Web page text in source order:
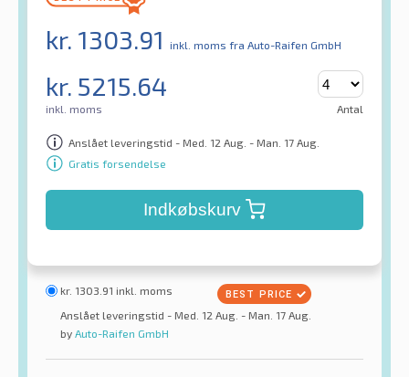
kr. 1303.91 inkl. moms fra Auto-Raifen GmbH
kr. 5215.64
inkl. moms Antal
Anslået leveringstid - Med. 12 Aug. - Man. 17 Aug.
Gratis forsendelse
Indkøbskurv
kr. 1303.91 inkl. moms
Anslået leveringstid - Med. 12 Aug. - Man. 17 Aug.
by Auto-Raifen GmbH